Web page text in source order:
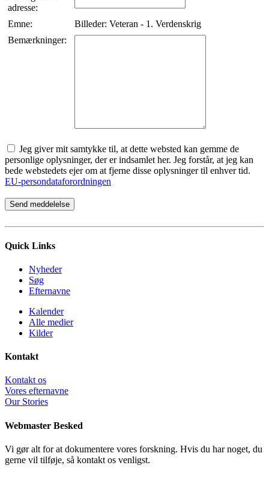
adresse:
Emne:
Billeder: Veteran - 1. Verdenskrig
Bemærkninger:
Jeg giver mit samtykke til, at dette websted kan gemme de
personlige oplysninger, der er indsamlet her. Jeg forstår, at jeg kan
bede webstedets ejer om at fjerne disse oplysninger til enhver tid.
EU-persondataforordningen
Quick Links
Nyheder
Søg
Efternavne
Kalender
Alle medier
Kilder
Kontakt
Kontakt os
Vores efternavne
Our Stories
Webmaster Besked
Vi gør alt for at dokumentere vores forskning. Hvis du har noget, du
gerne vil tilføje, så kontakt os venligst.